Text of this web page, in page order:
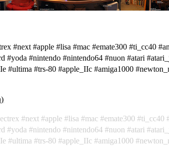
#next #apple #lisa #mac #emate300 #ti_cc40
#yoda #nintendo #nintendo64 #nuon #atari
#ultima #trs-80 #apple_IIc #amiga1000
next apple lisa mac emate300 ti_cc40
yoda nintendo nintendo64 nuon atari
ultima trs-80 apple_IIc amiga1000